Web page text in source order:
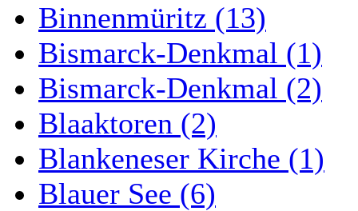
Binnenmüritz (13)
Bismarck-Denkmal (1)
Bismarck-Denkmal (2)
Blaaktoren (2)
Blankeneser Kirche (1)
Blauer See (6)